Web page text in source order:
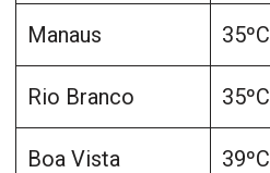
Manaus 35ºC
Rio Branco 35ºC
Boa Vista 39ºC